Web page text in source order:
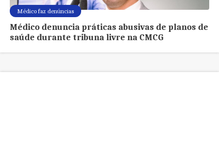
Médico faz denúncias
Médico denuncia práticas abusivas de planos de
saúde durante tribuna livre na CMCG